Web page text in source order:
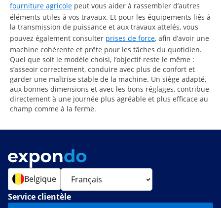
fourniture agricole peut vous aider à rassembler d’autres
éléments utiles à vos travaux. Et pour les équipements liés à
la transmission de puissance et aux travaux attelés, vous
pouvez également consulter prises de force, afin d’avoir une
machine cohérente et prête pour les tâches du quotidien.
Quel que soit le modèle choisi, l’objectif reste le même :
s’asseoir correctement, conduire avec plus de confort et
garder une maîtrise stable de la machine. Un siège adapté,
aux bonnes dimensions et avec les bons réglages, contribue
directement à une journée plus agréable et plus efficace au
champ comme à la ferme.
Belgique
Service clientèle